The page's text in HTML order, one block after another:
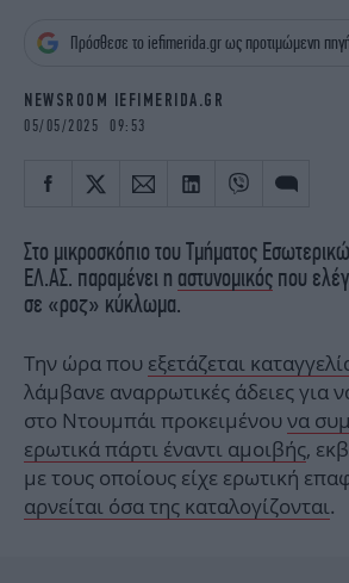
OSCARS
THE
Πρόσθεσε το iefimerida.gr ως προτιμώμενη
NEWSROOM IEFIMERIDA.GR
05/05/2025 09:53
Στο μικροσκόπιο του Τμήματος
ΕΛ.ΑΣ. παραμένει η αστυνομικός που
σε «ροζ» κύκλωμα.
Την ώρα που εξετάζεται
λάμβανε αναρρωτικές άδειες για
στο Ντουμπάι προκειμένουνα
ερωτικά πάρτι έναντι αμοιβής,
με τους οποίους είχε ερωτική
αρνείται όσα της καταλογίζονται.